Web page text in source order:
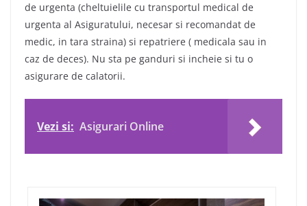
de urgenta (cheltuielile cu transportul medical de
urgenta al Asiguratului, necesar si recomandat de
medic, in tara straina) si repatriere ( medicala sau in
caz de deces). Nu sta pe ganduri si incheie si tu o
asigurare de calatorii.
Vezi si: Asigurari Online